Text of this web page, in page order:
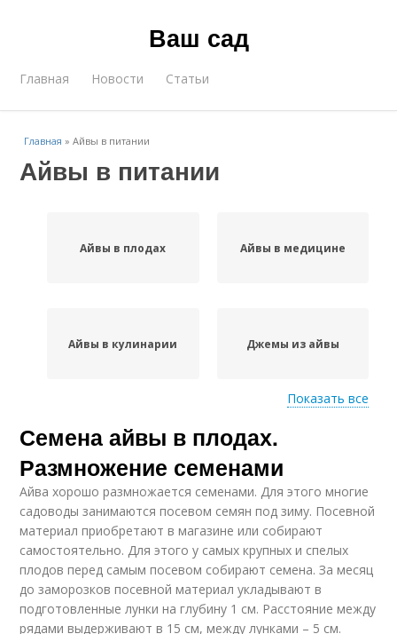
Ваш сад
Главная Новости Статьи
Главная »Айвы в питании
Айвы в питании
Айвы в плодах Айвы в медицине
Айвы в кулинарии Джемы из айвы
Айвы от кашля
Показать все
Семена айвы в плодах.
Размножение семенами
Айва хорошо размножается семенами. Для этого многие
садоводы занимаются посевом семян под зиму. Посевной
материал приобретают в магазине или собирают
самостоятельно. Для этого у самых крупных и спелых
плодов перед самым посевом собирают семена. За месяц
до заморозков посевной материал укладывают в
подготовленные лунки на глубину 1 см. Расстояние между
рядами выдерживают в 15 см, между лунками – 5 см.